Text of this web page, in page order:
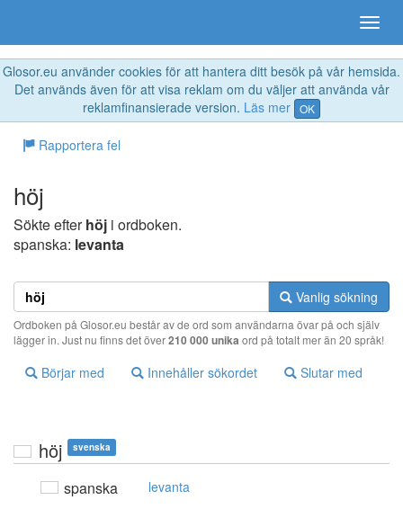
Glosor.eu använder cookies för att hantera ditt besök på vår hemsida.
Det används även för att visa reklam om du väljer att använda vår
reklamfinansierade version. Läs mer OK
Rapportera fel
höj
Sökte efterhöj i ordboken.
spanska: levanta
Vanlig sökning
Ordboken på Glosor.eu består av de ord som användarna övar på och själv
lägger in. Just nu finns det över210 000 unika ord på totalt mer än 20 språk!
Börjar med Innehåller sökordet Slutar med
höj svenska
spanska levanta